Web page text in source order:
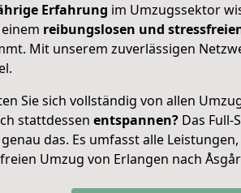
Erfahrung im Umzugssektor
reibungslosen und
Mit unserem zuverlässigen
Sie sich vollständig von allen
stattdessen entspannen? Das Full-
das. Es umfasst alle
Umzug von Erlangen nach